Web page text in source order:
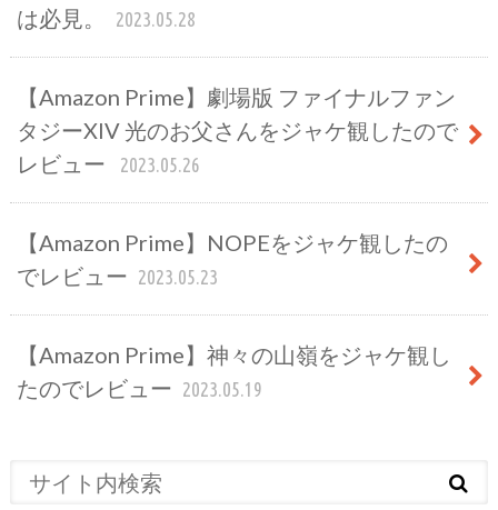
は必見。
2023.05.28
【Amazon Prime】劇場版 ファイナルファン
タジーXIV 光のお父さんをジャケ観したので
レビュー
2023.05.26
【Amazon Prime】NOPEをジャケ観したの
でレビュー 2023.05.23
【Amazon Prime】神々の山嶺をジャケ観し
たのでレビュー 2023.05.19